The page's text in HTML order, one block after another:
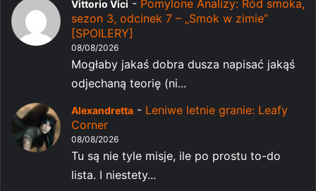
Vittorio Vici - Pomylone Analizy: Ród smoka,
sezon 3, odcinek 7 – „Smok w zimie”
[SPOILERY]
08/08/2026
Mogłaby jakaś dobra dusza napisać jakąś
odjechaną teorię (ni...
Alexandretta - Leniwe letnie granie: Leafy
Corner
08/08/2026
Tu są nie tyle misje, ile po prostu to-do
lista. I niestety...